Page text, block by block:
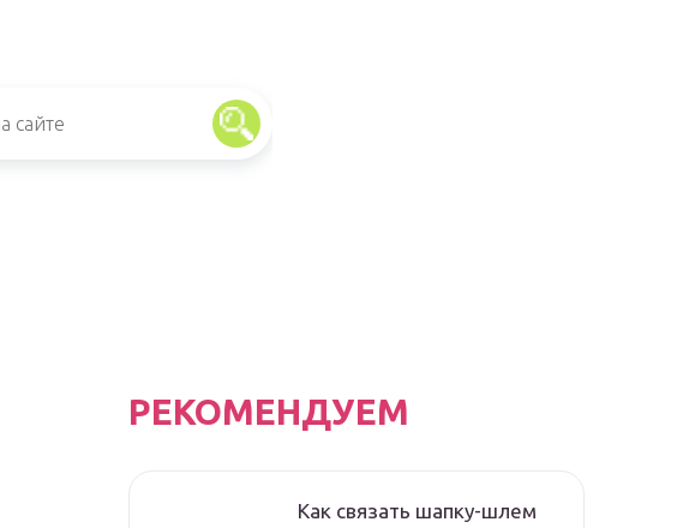
РЕКОМЕНДУЕМ
Как связать шапку-шлем